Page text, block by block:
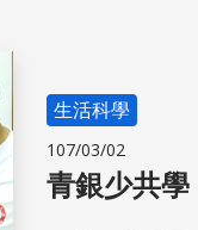
生活科學
107/03/02
青銀少共